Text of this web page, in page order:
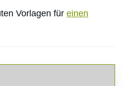
Vorlagen für einen